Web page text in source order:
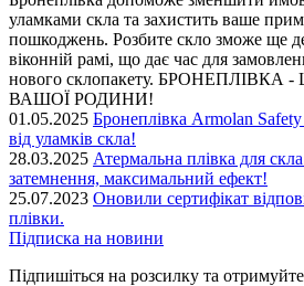
уламками скла та захистить ваше
пошкоджень. Розбите скло зможе ще
віконній рамі, що дає час для
нового склопакету.
ВАШОЇ РОДИНИ!
01.05.2025 Бронеплівка Armolan
від уламків скла!
28.03.2025 Атермальна плівка для
затемнення, максимальний ефект!
25.07.2023 Оновили сертифікат
плівки.
Підписка на новини
Підпишіться на розсилку та